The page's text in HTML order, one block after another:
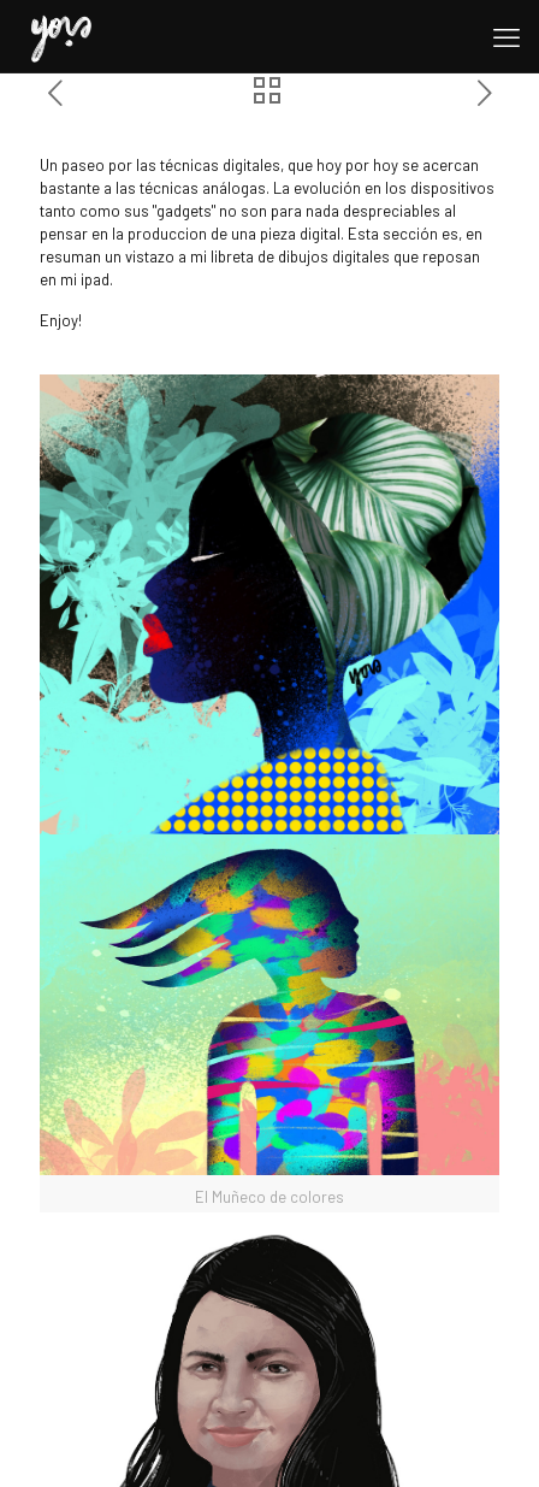
Un paseo por las técnicas digitales, que hoy por hoy se acercan
bastante a las técnicas análogas. La evolución en los dispositivos
tanto como sus "gadgets" no son para nada despreciables al
pensar en la produccion de una pieza digital. Esta sección es, en
resuman un vistazo a mi libreta de dibujos digitales que reposan
en mi ipad.
Enjoy!
El Muñeco de colores